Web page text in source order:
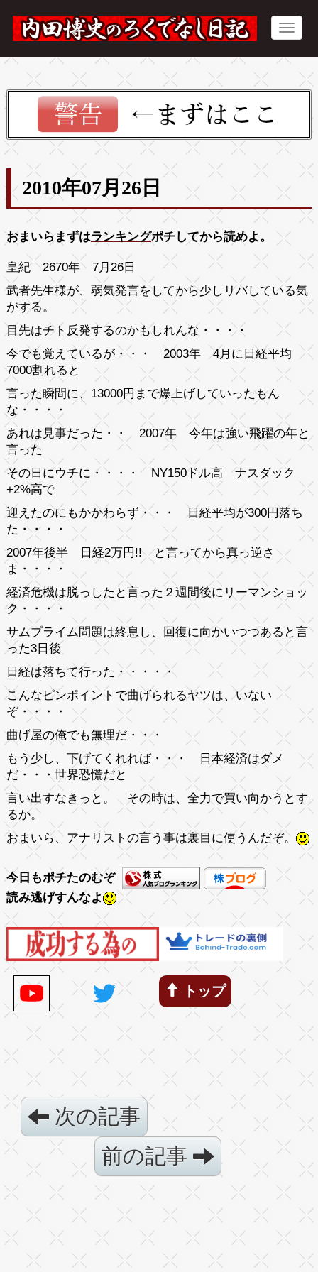
2010年07月26日
おまいらまずはランキングポチしてから読めよ。
皇紀 2670年 7月26日
武者先生様が、弱気発言をしてから少しリバしている気
がする。
目先はチト反発するのかもしれんな・・・・
今でも覚えているが・・・ 2003年 4月に日経平均
7000割れると
言った瞬間に、13000円まで爆上げしていったもん
な・・・・
あれは見事だった・・ 2007年 今年は強い飛躍の年と
言った
その日にウチに・・・・ NY150ドル高 ナスダック
+2%高で
迎えたのにもかかわらず・・・ 日経平均が300円落ち
た・・・・
2007年後半 日経2万円!! と言ってから真っ逆さ
ま・・・・
経済危機は脱っしたと言った２週間後にリーマンショッ
ク・・・・
サムプライム問題は終息し、回復に向かいつつあると言
った3日後
日経は落ちて行った・・・・・
こんなピンポイントで曲げられるヤツは、いない
ぞ・・・・
曲げ屋の俺でも無理だ・・・
もう少し、下げてくれれば・・・ 日本経済はダメ
だ・・・世界恐慌だと
言い出すなきっと。 その時は、全力で買い向かうとす
るか。
おまいら、アナリストの言う事は裏目に使うんだぞ。
今日もポチたのむぞ
読み逃げすんなよ
トップ
次の記事
前の記事